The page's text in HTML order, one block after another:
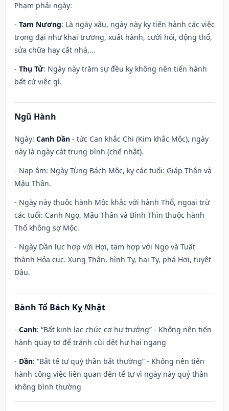
Phạm phải ngày:
- Tam Nương: Là ngày xấu, ngày này kỵ tiến hành các việc
trọng đại như khai trương, xuất hành, cưới hỏi, động thổ,
sửa chữa hay cất nhà,...
- Thụ Tử: Ngày này trăm sự đều kỵ không nên tiến hành
bất cứ việc gì.
Ngũ Hành
Ngày: Canh Dần - tức Can khắc Chi (Kim khắc Mộc), ngày
này là ngày cát trung bình (chế nhật).
- Nạp âm: Ngày Tùng Bách Mộc, kỵ các tuổi: Giáp Thân và
Mậu Thân.
- Ngày này thuộc hành Mộc khắc với hành Thổ, ngoại trừ
các tuổi: Canh Ngọ, Mậu Thân và Bính Thìn thuộc hành
Thổ không sợ Mộc.
- Ngày Dần lục hợp với Hợi, tam hợp với Ngọ và Tuất
thành Hỏa cục. Xung Thân, hình Tỵ, hại Tỵ, phá Hợi, tuyệt
Dậu.
Bành Tổ Bách Kỵ Nhật
- Canh: “Bất kinh lạc chức cơ hư trướng” - Không nên tiến
hành quay tơ để tránh cũi dệt hư hại ngang
- Dần: “Bất tế tự quỷ thần bất thường” - Không nên tiến
hành công việc liên quan đến tế tự vì ngày này quỷ thần
không bình thường